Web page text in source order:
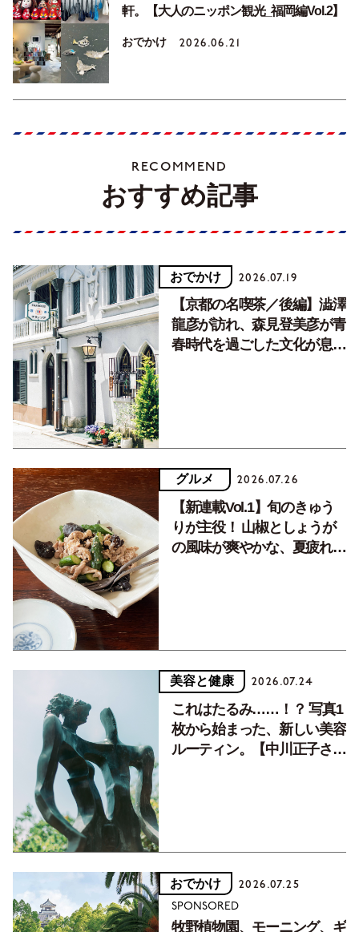
軒。【大人のニッポン観光_福岡編Vol.2】
おでかけ 2026.06.21
RECOMMEND
おすすめ記事
おでかけ 2026.07.19
【京都の名喫茶／後編】澁澤
龍彦が訪れ、森見登美彦が青
春時代を過ごした文化が息づ
グルメ 2026.07.26
【新連載Vol.1】旬のきゅう
りが主役！ 山椒としょうが
の風味が爽やかな、夏疲れを
美容と健康 2026.07.24
これはたるみ……！？ 写真1
枚から始まった、新しい美容
ルーティン。【中川正子さん
おでかけ 2026.07.25
SPONSORED
牧野植物園、モーニング、ギ